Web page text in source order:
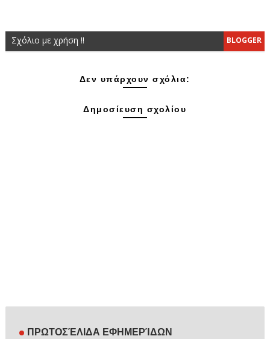
BLOGGER
Σχόλιο με χρήση !!
Δεν υπάρχουν σχόλια:
Δημοσίευση σχολίου
ΠΡΩΤΟΣΈΛΙΔΑ ΕΦΗΜΕΡΊΔΩΝ